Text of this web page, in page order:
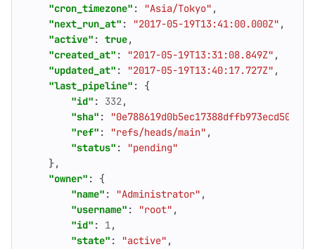
"cron_timezone" : "Asia/Tokyo" ,
"next_run_at" : "2017-05-19T13:41:00.000Z" ,
"active" : true,
"created_at" : "2017-05-19T13:31:08.849Z" ,
"updated_at" : "2017-05-19T13:40:17.727Z" ,
"last_pipeline" :
{
"id" : 332,
"sha" :
"ref" : "refs/heads/main" ,
"status" :
"pending"
},
"owner" :
{
"name" : "Administrator" ,
"username" : "root" ,
"id" : 1,
"state" : "active" ,